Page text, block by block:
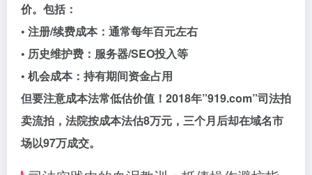
价。包括：
• 注册/续费成本：通常每年百元左右
• 历史维护费：服务器/SEO投入等
• 机会成本：持有期间资金占用
但要注意成本法常低估价值！2018年”919.com”司法拍
卖流拍，法院按成本法估8万元，三个月后却在域名市
场以97万成交。